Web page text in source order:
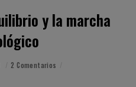
y la marcha
2 Comentarios